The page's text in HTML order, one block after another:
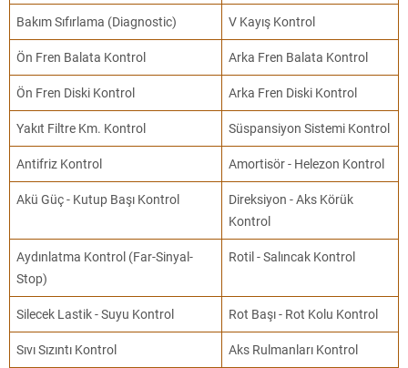
Bakım Sıfırlama (Diagnostic) V Kayış Kontrol
Ön Fren Balata Kontrol Arka Fren Balata Kontrol
Ön Fren Diski Kontrol Arka Fren Diski Kontrol
Yakıt Filtre Km. Kontrol Süspansiyon Sistemi Kontrol
Antifriz Kontrol Amortisör - Helezon Kontrol
Akü Güç - Kutup Başı Kontrol
Direksiyon - Aks Körük
Kontrol
Aydınlatma Kontrol (Far-Sinyal-
Stop)
Rotil - Salıncak Kontrol
Silecek Lastik - Suyu Kontrol Rot Başı - Rot Kolu Kontrol
Sıvı Sızıntı Kontrol Aks Rulmanları Kontrol